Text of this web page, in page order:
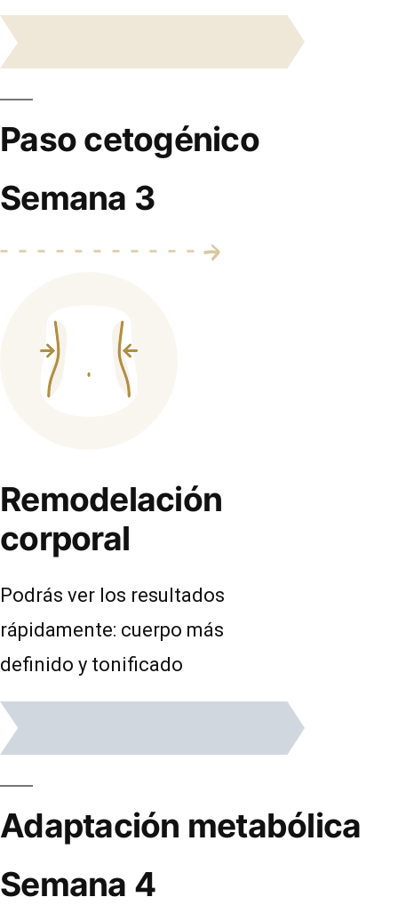
Paso cetogénico
Semana 3
Remodelación
corporal
Podrás ver los resultados
rápidamente: cuerpo más
definido y tonificado
Adaptación metabólica
Semana 4